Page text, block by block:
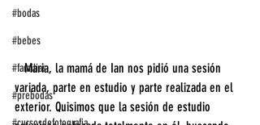
#bodas
#bebes
#familias
#prebodas
   Maria, la mamá de Ian nos pidió una sesión
variada, parte en estudio y parte realizada en el
exterior. Quisimos que la sesión de estudio